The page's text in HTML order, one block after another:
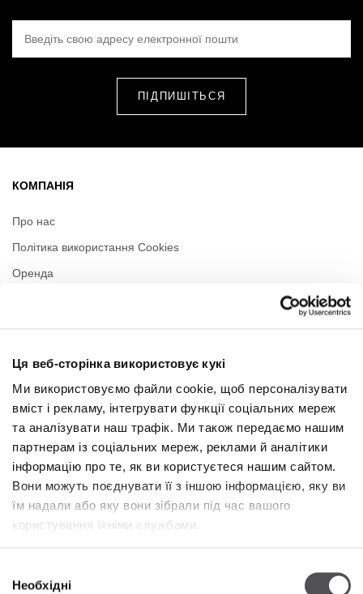
Ця веб-сторінка використовує кукі
Ми використовуємо файли cookie, щоб персоналізувати
вміст і рекламу, інтегрувати функції соціальних мереж
та аналізувати наш трафік. Ми також передаємо нашим
партнерам із соціальних мереж, реклами й аналітики
інформацію про те, як ви користуєтеся нашим сайтом.
Вони можуть поєднувати її з іншою інформацією, яку ви
їм надали або яку вони зібрали під час вашого
користування їхніми службами.
згодиНеобхідні
КОМПАНІЯ
Про нас
Політика використання Cookies
Оренда
Понеділок
10:00 - 22:00
Вівторок
10:00 - 22:00
Середа
10:00 - 22:00
П'ятниця
10:00 - 22:00
Субота
10:00 - 22:00
У торгову неділю
Більше інформації